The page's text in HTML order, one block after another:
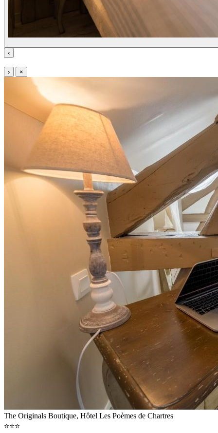
‹
› ×
The Originals Boutique, Hôtel Les Poèmes de Chartres
⭐⭐⭐